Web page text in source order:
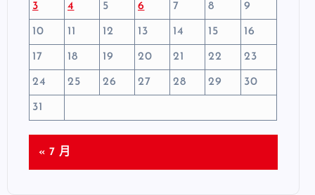
3 4 5 6 7 8 9
10 11 12 13 14 15 16
17 18 19 20 21 22 23
24 25 26 27 28 29 30
31
« 7 月